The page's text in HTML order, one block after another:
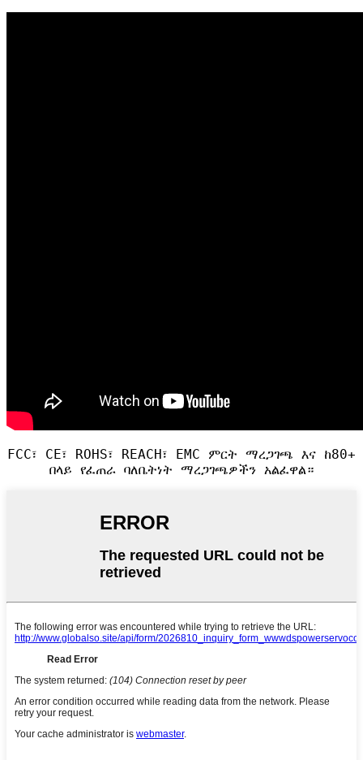
FCC፣ CE፣ ROHS፣ REACH፣ EMC ምርት ማረጋገጫ እና ከ80+
በላይ የፈጠራ ባለቤትነት ማረጋገጫዎችን አልፈዋል።